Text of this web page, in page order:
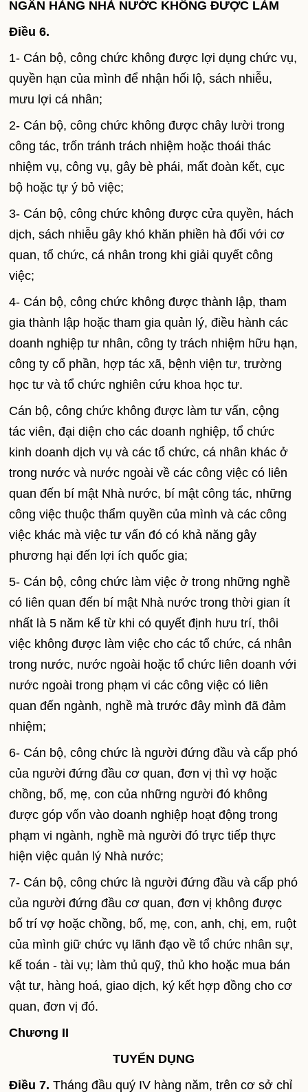
NGÂN HÀNG NHÀ NƯỚC KHÔNG ĐƯỢC LÀM
Điều 6.
1- Cán bộ, công chức không được lợi dụng chức vụ,
quyền hạn của mình để nhận hối lộ, sách nhiễu,
mưu lợi cá nhân;
2- Cán bộ, công chức không được chây lười trong
công tác, trốn tránh trách nhiệm hoặc thoái thác
nhiệm vụ, công vụ, gây bè phái, mất đoàn kết, cục
bộ hoặc tự ý bỏ việc;
3- Cán bộ, công chức không được cửa quyền, hách
dịch, sách nhiễu gây khó khăn phiền hà đối với cơ
quan, tổ chức, cá nhân trong khi giải quyết công
việc;
4- Cán bộ, công chức không được thành lập, tham
gia thành lập hoặc tham gia quản lý, điều hành các
doanh nghiệp tư nhân, công ty trách nhiệm hữu hạn,
công ty cổ phần, hợp tác xã, bệnh viện tư, trường
học tư và tổ chức nghiên cứu khoa học tư.
Cán bộ, công chức không được làm tư vấn, cộng
tác viên, đại diện cho các doanh nghiệp, tổ chức
kinh doanh dịch vụ và các tổ chức, cá nhân khác ở
trong nước và nước ngoài về các công việc có liên
quan đến bí mật Nhà nước, bí mật công tác, những
công việc thuộc thẩm quyền của mình và các công
việc khác mà việc tư vấn đó có khả năng gây
phương hại đến lợi ích quốc gia;
5- Cán bộ, công chức làm việc ở trong những nghề
có liên quan đến bí mật Nhà nước trong thời gian ít
nhất là 5 năm kể từ khi có quyết định hưu trí, thôi
việc không được làm việc cho các tổ chức, cá nhân
trong nước, nước ngoài hoặc tổ chức liên doanh với
nước ngoài trong phạm vi các công việc có liên
quan đến ngành, nghề mà trước đây mình đã đảm
nhiệm;
6- Cán bộ, công chức là người đứng đầu và cấp phó
của người đứng đầu cơ quan, đơn vị thì vợ hoặc
chồng, bố, mẹ, con của những người đó không
được góp vốn vào doanh nghiệp hoạt động trong
phạm vi ngành, nghề mà người đó trực tiếp thực
hiện việc quản lý Nhà nước;
7- Cán bộ, công chức là người đứng đầu và cấp phó
của người đứng đầu cơ quan, đơn vị không được
bố trí vợ hoặc chồng, bố, mẹ, con, anh, chị, em, ruột
của mình giữ chức vụ lãnh đạo về tổ chức nhân sự,
kế toán - tài vụ; làm thủ quỹ, thủ kho hoặc mua bán
vật tư, hàng hoá, giao dịch, ký kết hợp đồng cho cơ
quan, đơn vị đó.
Chương II
TUYỂN DỤNG
Điều 7. Tháng đầu quý IV hàng năm, trên cơ sở chỉ